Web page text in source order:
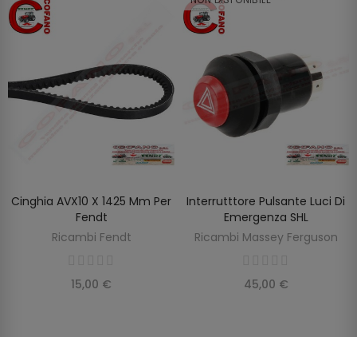
AGGIUNGI AL CARRELLO
Cinghia AVX10 X 1425 Mm Per
Fendt
Ricambi Fendt
15,00 €
SCOPRIRE
Interrutttore Pulsante Luci Di
Emergenza SHL
Ricambi Massey Ferguson
45,00 €